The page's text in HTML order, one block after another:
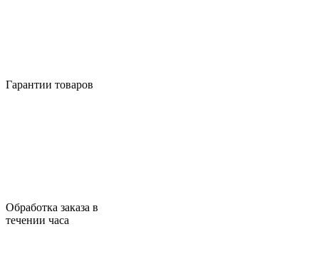
Гарантии товаров
Обработка заказа в
течении часа